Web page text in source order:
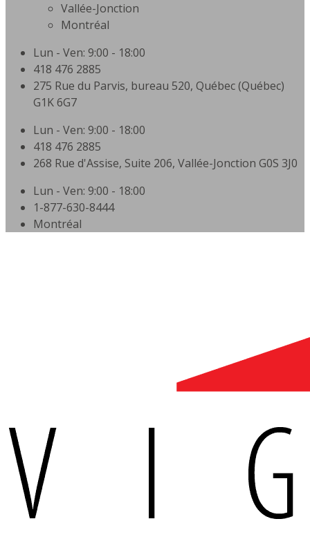
Vallée-Jonction
Montréal
Lun - Ven: 9:00 - 18:00
418 476 2885
275 Rue du Parvis, bureau 520, Québec (Québec)
G1K 6G7
Lun - Ven: 9:00 - 18:00
418 476 2885
268 Rue d'Assise, Suite 206, Vallée-Jonction G0S 3J0
Lun - Ven: 9:00 - 18:00
1-877-630-8444
Montréal